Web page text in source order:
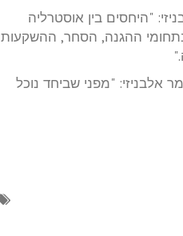
"היחסים בין אוסטרליה
בתחומי ההגנה, הסחר, ההשקעות
אלבניזי: "מפני שביחד נוכל